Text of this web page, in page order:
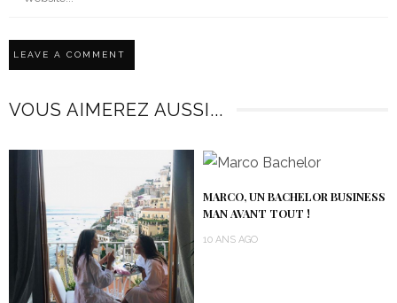
VOUS AIMEREZ AUSSI...
MARCO, UN BACHELOR BUSINESS
MAN AVANT TOUT !
10 ANS AGO